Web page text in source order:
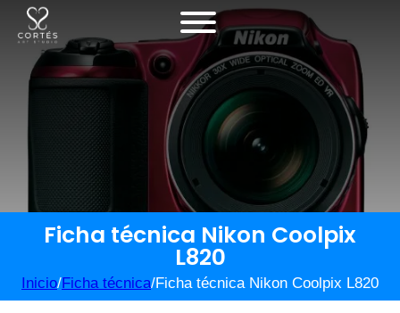
Ficha técnica Nikon Coolpix
L820
Inicio/Ficha técnica/Ficha técnica Nikon Coolpix L820